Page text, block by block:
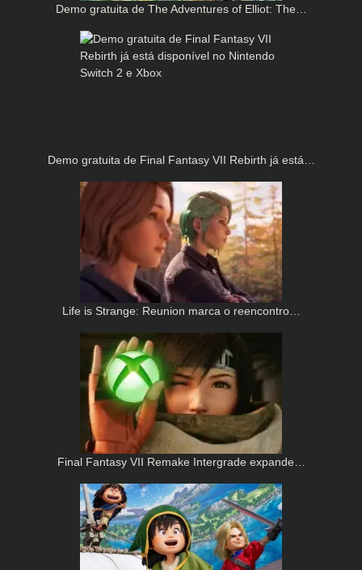
Demo gratuita de The Adventures of Elliot: The…
Demo gratuita de Final Fantasy VII Rebirth já está…
Life is Strange: Reunion marca o reencontro…
Final Fantasy VII Remake Intergrade expande…